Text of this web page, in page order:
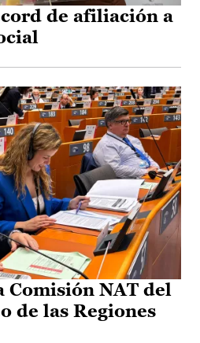
de afiliación a
Comisión NAT del
de las Regiones